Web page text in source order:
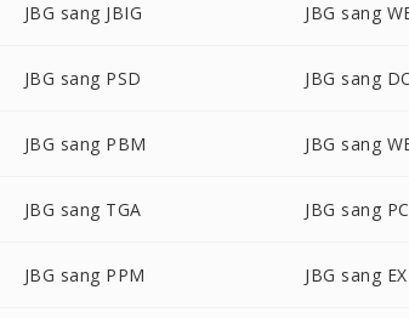
JBG sang JBIG JBG sang
JBG sang PSD JBG sang
JBG sang PBM JBG sang
JBG sang TGA JBG sang
JBG sang PPM JBG sang